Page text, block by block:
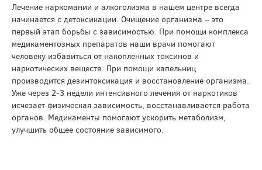
Лечение наркомании и алкоголизма в нашем центре всегда
начинается с детоксикации. Очищение организма – это
первый этап борьбы с зависимостью. При помощи комплекса
медикаментозных препаратов наши врачи помогают
человеку избавиться от накопленных токсинов и
наркотических веществ. При помощи капельниц
производится дезинтоксикация и восстановление организма.
Уже через 2-3 недели интенсивного лечения от наркотиков
исчезает физическая зависимость, восстанавливается работа
органов. Медикаменты помогают ускорить метаболизм,
улучшить общее состояние зависимого.